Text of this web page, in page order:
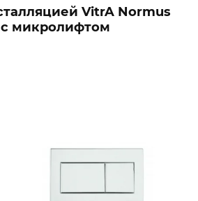
VitrA Normus
с микролифтом